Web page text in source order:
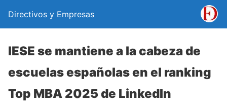
Directivos y Empresas
IESE se mantiene a la cabeza de
escuelas españolas en el ranking
Top MBA 2025 de LinkedIn